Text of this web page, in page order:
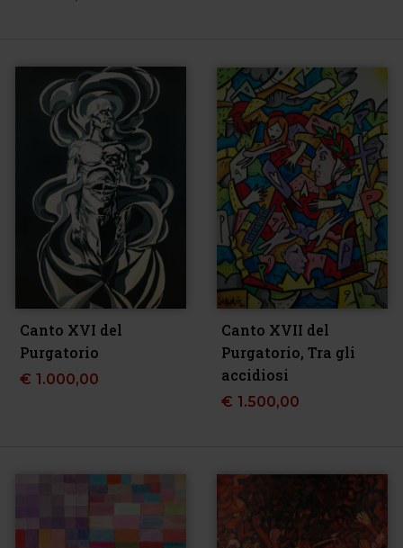
Canto XVI del
Purgatorio
€ 1.000,00
Canto XVII del
Purgatorio, Tra gli
accidiosi
€ 1.500,00